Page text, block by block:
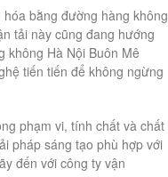
bằng đường hàng không
tải này cũng đang hướng
không Hà Nội Buôn Mê
tiến tiến để không ngừng
phạm vi, tính chất và chất
pháp sáng tạo phù hợp với
đến với công ty vận